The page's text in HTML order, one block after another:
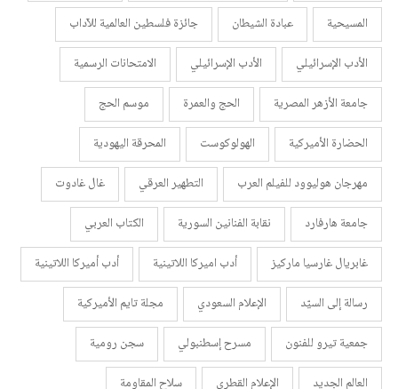
المسيحية
عبادة الشيطان
جائزة فلسطين العالمية للآداب
الأدب الإسرائيلي
الأدب الإسرائيلي
الامتحانات الرسمية
جامعة الأزهر المصرية
الحج والعمرة
موسم الحج
الحضارة الأميركية
الهولوكوست
المحرقة اليهودية
مهرجان هوليوود للفيلم العرب
التطهير العرقي
غال غادوت
جامعة هارفارد
نقابة الفنانين السورية
الكتاب العربي
غابريال غارسيا ماركيز
أدب اميركا اللاتينية
أدب أميركا اللاتينية
رسالة إلى السيّد
الإعلام السعودي
مجلة تايم الأميركية
جمعية تيرو للفنون
مسرح إسطنبولي
سجن رومية
العالم الجديد
الإعلام القطري
سلاح المقاومة